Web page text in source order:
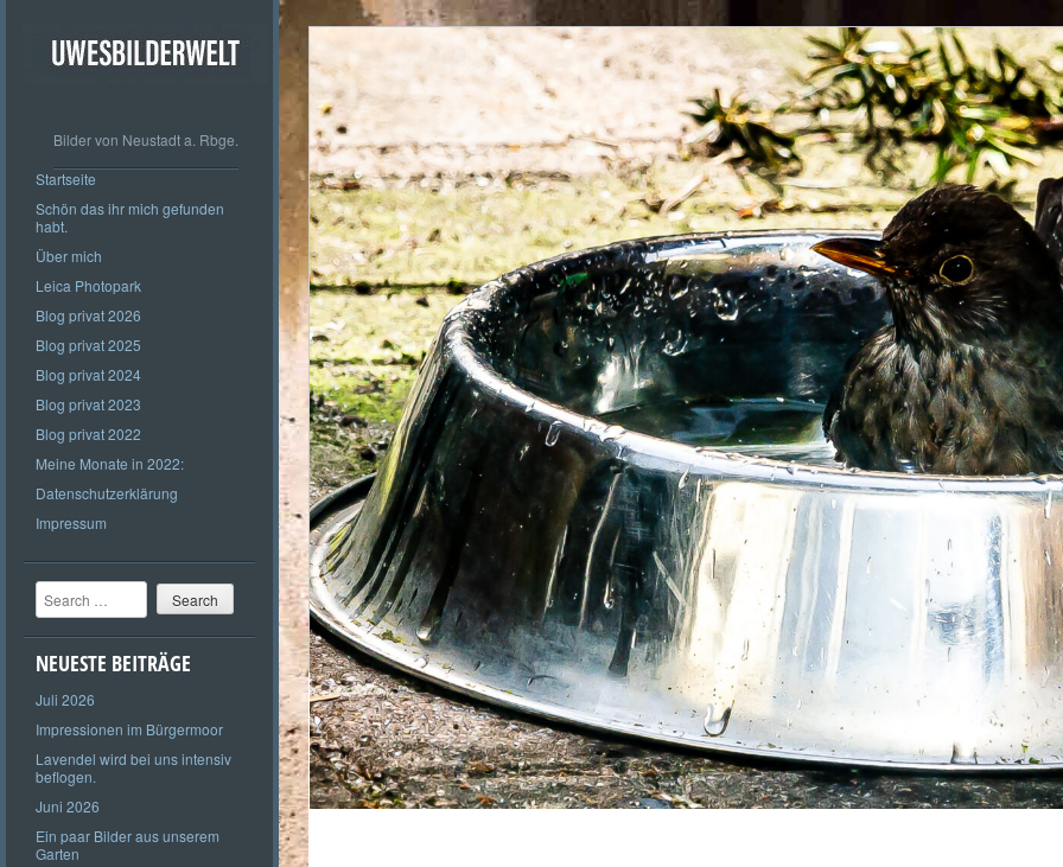
Bilder von Neustadt a. Rbge.
Startseite
Schön das ihr mich gefunden
habt.
Über mich
Leica Photopark
Blog privat 2026
Blog privat 2025
Blog privat 2024
Blog privat 2023
Blog privat 2022
Meine Monate in 2022:
Datenschutzerklärung
Impressum
Search
NEUESTE BEITRÄGE
Juli 2026
Impressionen im Bürgermoor
Lavendel wird bei uns intensiv
beflogen.
Juni 2026
Ein paar Bilder aus unserem
Garten